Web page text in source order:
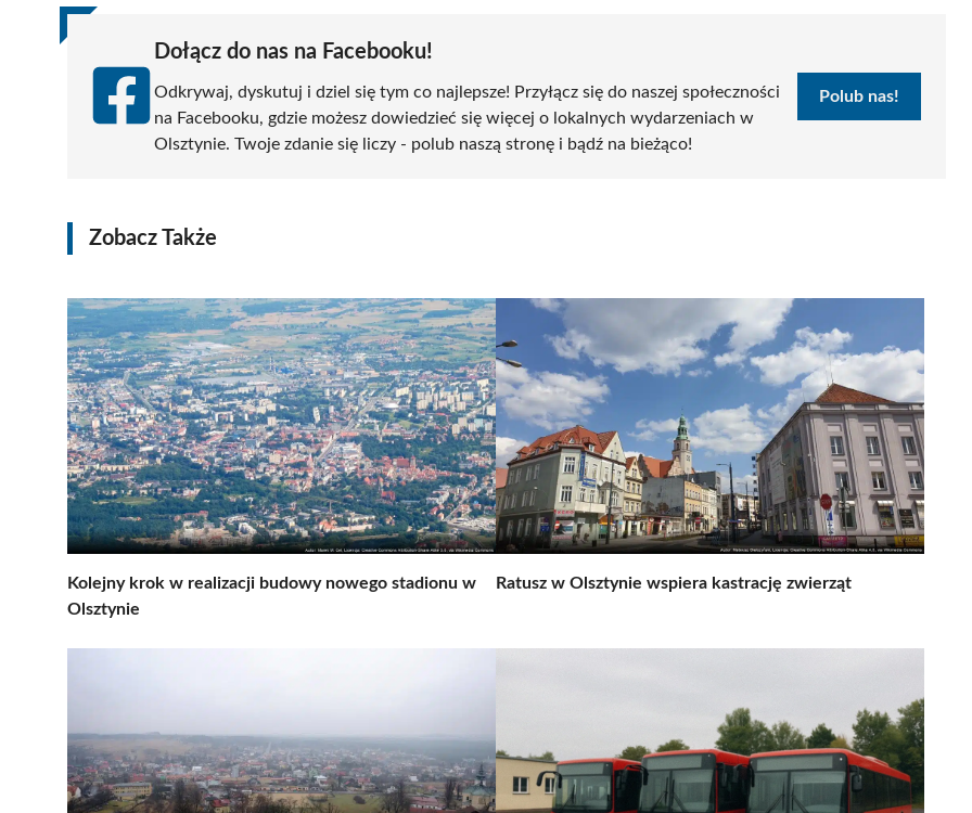
Dołącz do nas na Facebooku!
Odkrywaj, dyskutuj i dziel się tym co najlepsze! Przyłącz się do naszej społeczności
na Facebooku, gdzie możesz dowiedzieć się więcej o lokalnych wydarzeniach w
Olsztynie. Twoje zdanie się liczy - polub naszą stronę i bądź na bieżąco!
Polub nas!
Zobacz Także
Kolejny krok w realizacji budowy nowego stadionu w
Olsztynie
Ratusz w Olsztynie wspiera kastrację zwierząt